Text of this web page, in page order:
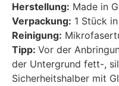
Herstellung: Made in
Verpackung: 1 Stück
Reinigung:
Tipp: Vor der
der Untergrund fett-,
Sicherheitshalber mit